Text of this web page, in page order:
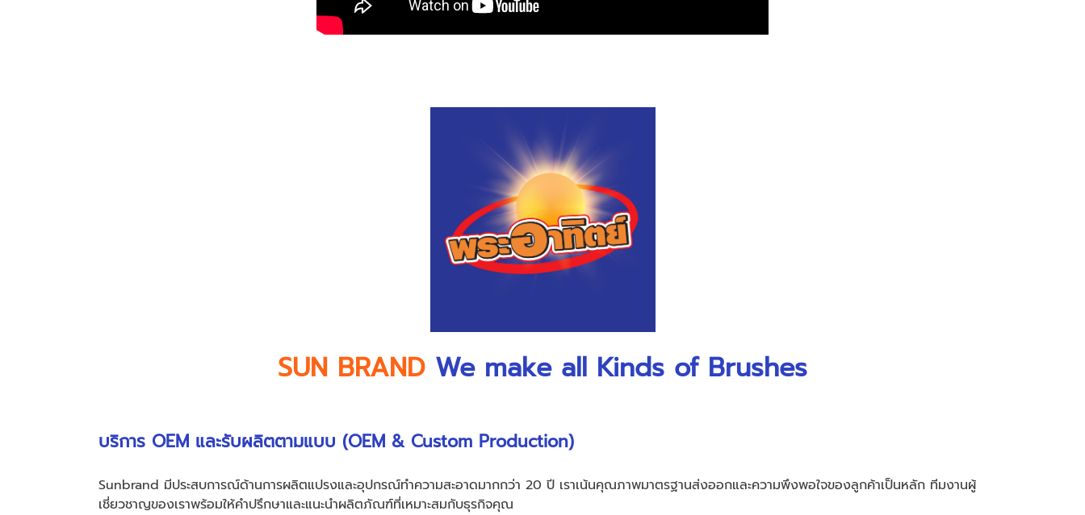
SUN BRAND We make all Kinds of Brushes
บริการ OEM และรับผลิตตามแบบ (OEM & Custom Production)
Sunbrand มีประสบการณ์ด้านการผลิตแปรงและอุปกรณ์ทำความสะอาดมากกว่า 20 ปี เราเน้นคุณภาพมาตรฐานส่งออกและความพึงพอใจของลูกค้าเป็นหลัก ทีมงานผู้
เชี่ยวชาญของเราพร้อมให้คำปรึกษาและแนะนำผลิตภัณฑ์ที่เหมาะสมกับธุรกิจคุณ